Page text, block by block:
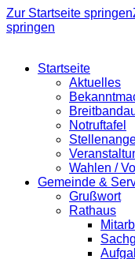
Zur Startseite springen
springen
Startseite
Aktuelles
Notruftafel
Wahlen /
Gemeinde &
Grußwort
Rathaus